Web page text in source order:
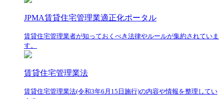
JPMA賃貸住宅管理業適正化ポータル
賃貸住宅管理業者が知っておくべき法律やルールが集約されていま
す。
賃貸住宅管理業法
賃貸住宅管理業法(令和3年6月15日施行)の内容や情報を整理してい